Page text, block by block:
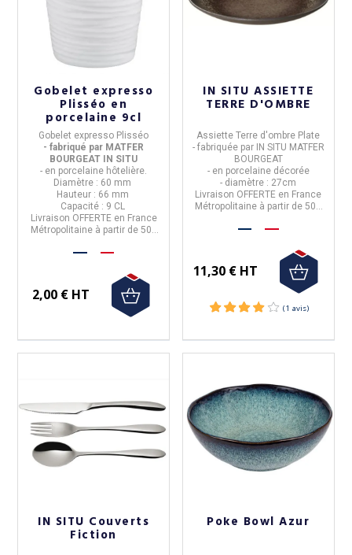
Gobelet expresso
Plisséo en
porcelaine 9cl
Gobelet expresso Plisséo
- fabriqué par MATFER
BOURGEAT IN SITU
- en porcelaine hôtelière.
Diamètre : 60 mm
Hauteur : 66 mm
Capacité : 9 CL
Livraison OFFERTE en France
Métropolitaine à partir de 50€
2,00 € HT
IN SITU ASSIETTE
TERRE D'OMBRE
Assiette Terre d'ombre Plate
- fabriquée par IN SITU MATFER
BOURGEAT
- en porcelaine décorée
- diamètre : 27cm
Livraison OFFERTE en France
Métropolitaine à partir de 50€
11,30 € HT
IN SITU Couverts
Fiction
Poke Bowl Azur